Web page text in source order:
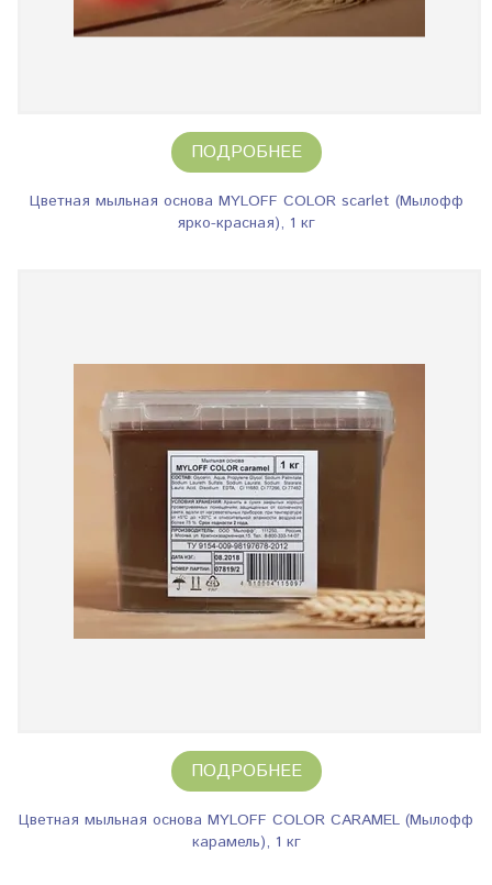
ПОДРОБНЕЕ
Цветная мыльная основа MYLOFF COLOR scarlet (Мылофф
ярко-красная), 1 кг
ПОДРОБНЕЕ
Цветная мыльная основа MYLOFF COLOR CARAMEL (Мылофф
карамель), 1 кг